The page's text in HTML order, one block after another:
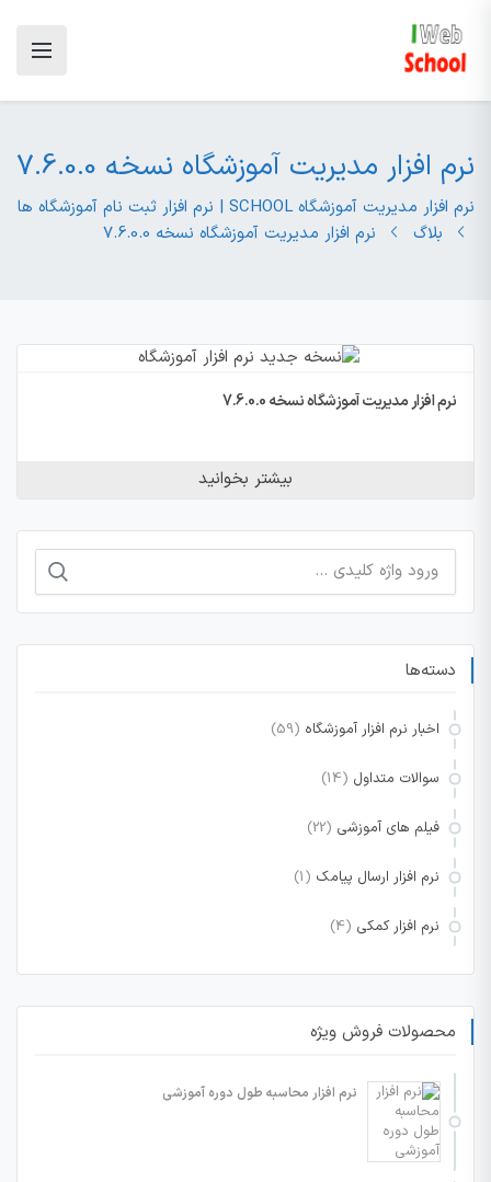
نرم افزار مدیریت آموزشگاه نسخه 7.6.0.0
نرم افزار مدیریت آموزشگاه SCHOOL | نرم افزار ثبت نام آموزشگاه ها
بلاگ
نرم افزار مدیریت آموزشگاه نسخه 7.6.0.0
نرم افزار مدیریت آموزشگاه نسخه 7.6.0.0
بیشتر بخوانید
جستجو
برای:
دسته‌ها
اخبار نرم افزار آموزشگاه (59)
سوالات متداول (14)
فیلم های آموزشی (22)
نرم افزار ارسال پیامک (1)
نرم افزار کمکی (4)
محصولات فروش ویژه
نرم افزار محاسبه طول دوره آموزشی